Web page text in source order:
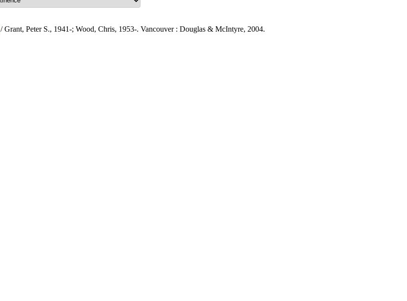
/ Grant, Peter S., 1941-; Wood, Chris, 1953-. Vancouver : Douglas & McIntyre, 2004.